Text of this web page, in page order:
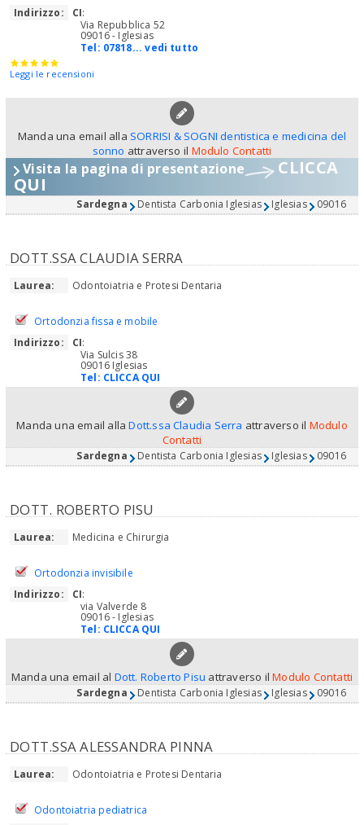
Indirizzo:
CI:
Via Repubblica 52
09016 - Iglesias
Tel: 07818... vedi tutto
Leggi le recensioni
Manda una email alla SORRISI & SOGNI dentistica e medicina del
sonno attraverso il Modulo Contatti
Visita la pagina di presentazione CLICCA
QUI
Sardegna Dentista Carbonia Iglesias Iglesias 09016
DOTT.SSA CLAUDIA SERRA
Laurea: Odontoiatria e Protesi Dentaria
Ortodonzia fissa e mobile
Indirizzo:
CI:
Via Sulcis 38
09016 Iglesias
Tel: CLICCA QUI
Manda una email allaDott.ssa Claudia Serra attraverso il Modulo
Contatti
Sardegna Dentista Carbonia Iglesias Iglesias 09016
DOTT. ROBERTO PISU
Laurea: Medicina e Chirurgia
Ortodonzia invisibile
Indirizzo:
CI:
via Valverde 8
09016 - Iglesias
Tel: CLICCA QUI
Manda una email al Dott. Roberto Pisu attraverso ilModulo Contatti
Sardegna Dentista Carbonia Iglesias Iglesias 09016
DOTT.SSA ALESSANDRA PINNA
Laurea: Odontoiatria e Protesi Dentaria
Odontoiatria pediatrica